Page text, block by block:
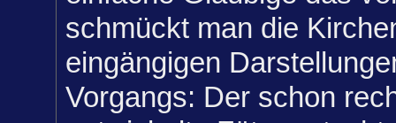
schmückt man die
eingängigen
Vorgangs: Der schon